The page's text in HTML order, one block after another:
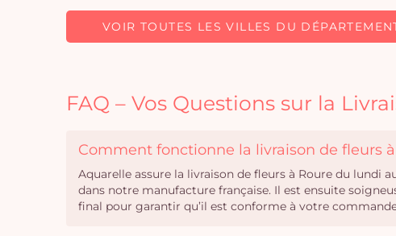
VOIR TOUTES LES VILLES DU
FAQ – Vos Questions sur la
Comment fonctionne la livraison de fleurs à
Aquarelle assure la livraison de fleurs à Roure du lundi
dans notre manufacture française. Il est ensuite
final pour garantir qu’il est conforme à votre